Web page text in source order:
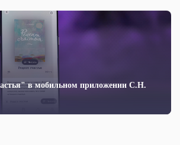
в мобильном приложении С.Н.